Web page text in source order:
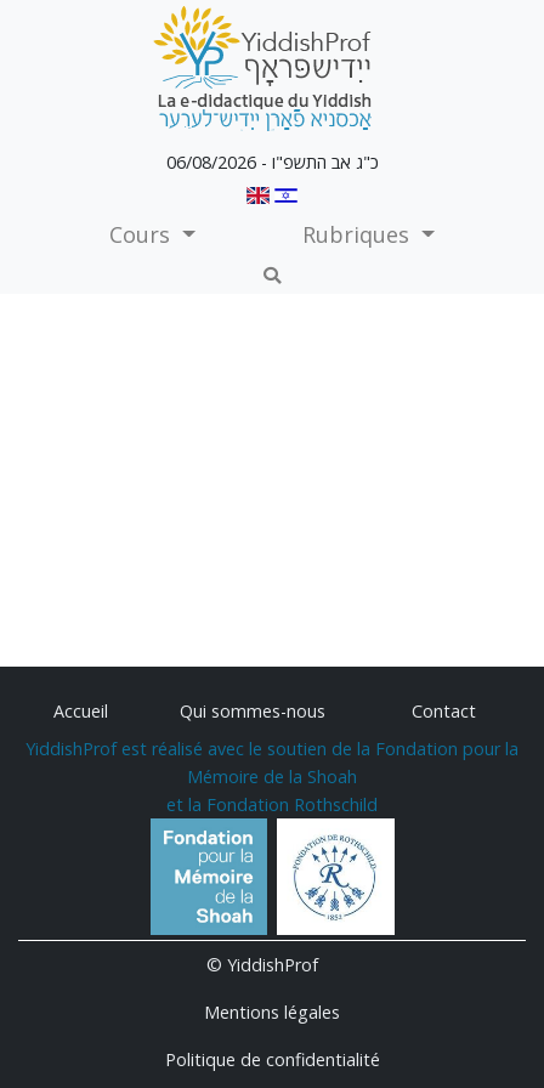
כ"ג אב התשפ"ו - 06/08/2026
Cours Rubriques
Accueil Qui sommes-nous
Contact
YiddishProf est réalisé avec le soutien de la Fondation pour la
Mémoire de la Shoah
et la Fondation Rothschild
© YiddishProf
Mentions légales
Politique de confidentialité